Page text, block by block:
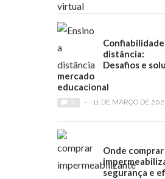
distância:
Desafios e
mercado
educacional
- 11 DE MARÇO DE
Onde comprar
segurança e